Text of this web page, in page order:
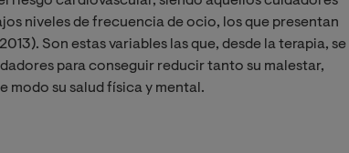
niveles de frecuencia de ocio, los que presentan
Son estas variables las que, desde la terapia, se
para conseguir reducir tanto su malestar,
modo su salud física y mental.